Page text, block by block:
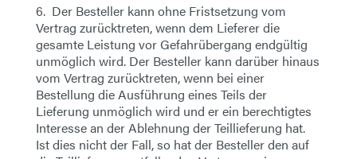
6. Der Besteller kann ohne Fristsetzung vom
Vertrag zurücktreten, wenn dem Lieferer die
gesamte Leistung vor Gefahrübergang endgültig
unmöglich wird. Der Besteller kann darüber hinaus
vom Vertrag zurücktreten, wenn bei einer
Bestellung die Ausführung eines Teils der
Lieferung unmöglich wird und er ein berechtigtes
Interesse an der Ablehnung der Teillieferung hat.
Ist dies nicht der Fall, so hat der Besteller den auf